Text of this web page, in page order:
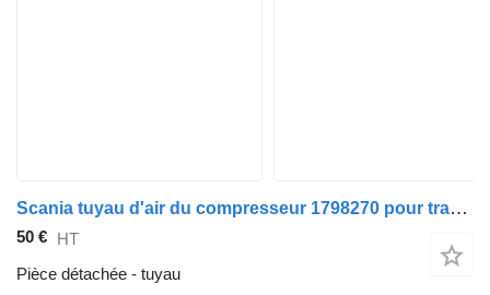
Scania tuyau d'air du compresseur 1798270 pour tracteur routier Scania G450
50 € HT
Pièce détachée - tuyau